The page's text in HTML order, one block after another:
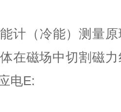
计（冷能）测量
在磁场中切割磁
电E: